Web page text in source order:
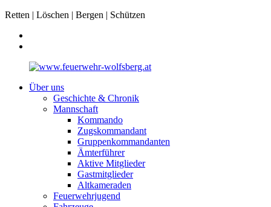
Retten | Löschen | Bergen | Schützen
Über uns
Geschichte & Chronik
Mannschaft
Kommando
Zugskommandant
Gruppenkommandanten
Ämterführer
Aktive Mitglieder
Gastmitglieder
Altkameraden
Feuerwehrjugend